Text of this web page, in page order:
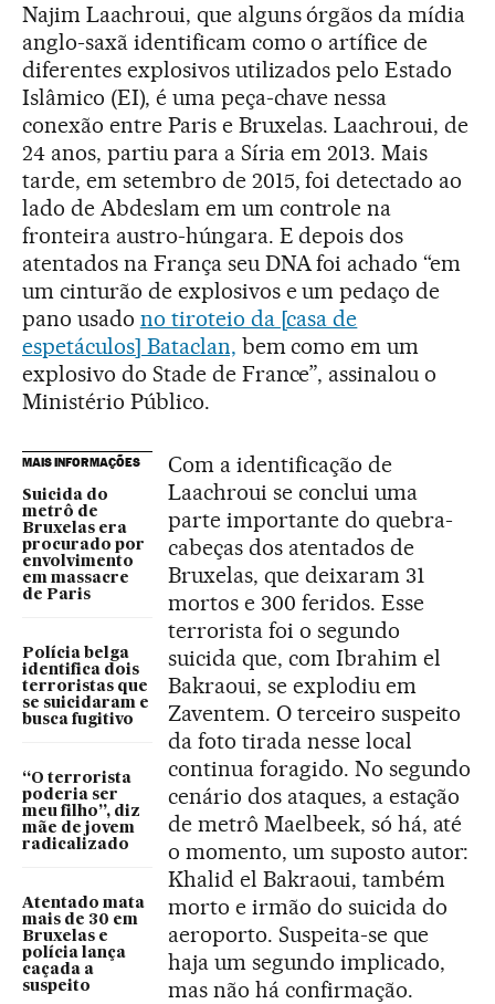
Najim Laachroui, que alguns órgãos da mídia
anglo-saxã identificam como o artífice de
diferentes explosivos utilizados pelo Estado
Islâmico (EI), é uma peça-chave nessa
conexão entre Paris e Bruxelas. Laachroui, de
24 anos, partiu para a Síria em 2013. Mais
tarde, em setembro de 2015, foi detectado ao
lado de Abdeslam em um controle na
fronteira austro-húngara. E depois dos
atentados na França seu DNA foi achado “em
um cinturão de explosivos e um pedaço de
pano usado no tiroteio da [casa de
espetáculos] Bataclan, bem como em um
explosivo do Stade de France”, assinalou o
Ministério Público.
MAIS INFORMAÇÕES
Suicida do
metrô de
Bruxelas era
procurado por
envolvimento
em massacre
de Paris
Polícia belga
identifica dois
terroristas que
se suicidaram e
busca fugitivo
“O terrorista
poderia ser
meu filho”, diz
mãe de jovem
radicalizado
Atentado mata
mais de 30 em
Bruxelas e
polícia lança
caçada a
suspeito
Com a identificação de
Laachroui se conclui uma
parte importante do quebra-
cabeças dos atentados de
Bruxelas, que deixaram 31
mortos e 300 feridos. Esse
terrorista foi o segundo
suicida que, com Ibrahim el
Bakraoui, se explodiu em
Zaventem. O terceiro suspeito
da foto tirada nesse local
continua foragido. No segundo
cenário dos ataques, a estação
de metrô Maelbeek, só há, até
o momento, um suposto autor:
Khalid el Bakraoui, também
morto e irmão do suicida do
aeroporto. Suspeita-se que
haja um segundo implicado,
mas não há confirmação.